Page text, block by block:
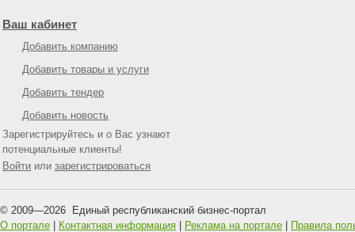
Ваш кабинет
Добавить компанию
Добавить товары и услуги
Добавить тендер
Добавить новость
Зарегистрируйтесь и о Вас узнают
потенциальные клиенты!
Войти или зарегистрироваться
© 2009—2026 Единый республиканский бизнес-портал
О портале
Контактная информация Реклама на портале Правила